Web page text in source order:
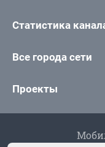
Статистика
Все города сети
Проекты